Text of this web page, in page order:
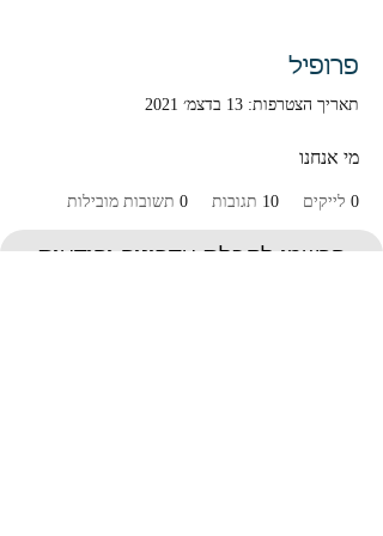
פרופיל
תאריך הצטרפות: 13 בדצמ׳ 2021
מי אנחנו
0 לייקים 10 תגובות 0 תשובות מובילות
הרשמו לקבלת עדכונים והודעות